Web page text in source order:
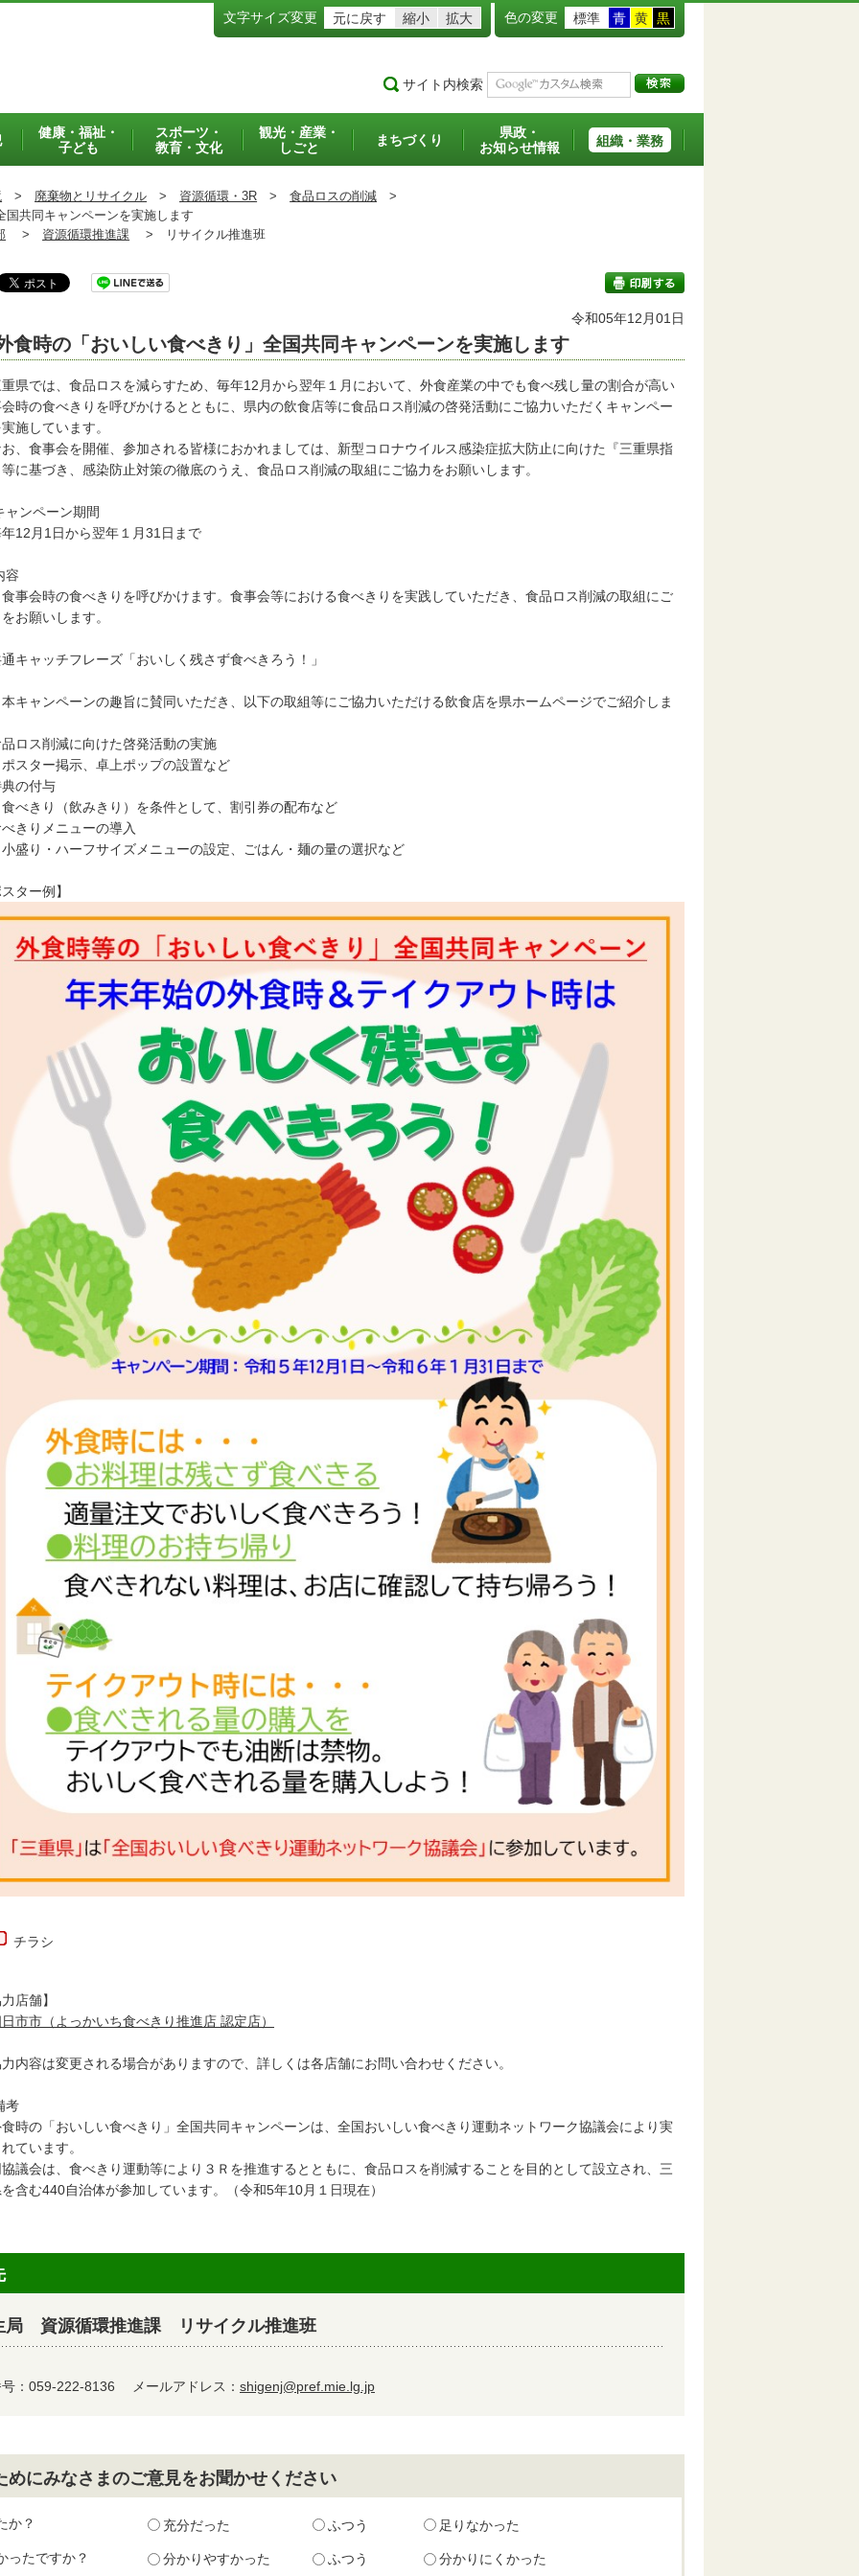
文字サイズ変更 元に戻す 縮小 拡大 色の変更 標準 青 黄 黒
サイト内検索
健康・福祉・
子ども
スポーツ・
教育・文化
観光・産業・
しごと
まちづくり
県政・
お知らせ情報
組織・業務
> 廃棄物とリサイクル > 資源循環・3R > 食品ロスの削減 >
共同キャンペーンを実施します
> 資源循環推進課 > リサイクル推進班
印刷する
令和05年12月01日
食時の「おいしい食べきり」全国共同キャンペーンを実施します
では、食品ロスを減らすため、毎年12月から翌年１月において、外食産業の中でも食べ残し量の割合が高い
時の食べきりを呼びかけるとともに、県内の飲食店等に食品ロス削減の啓発活動にご協力いただくキャンペー
施しています。
食事会を開催、参加される皆様におかれましては、新型コロナウイルス感染症拡大防止に向けた『三重県指
に基づき、感染防止対策の徹底のうえ、食品ロス削減の取組にご協力をお願いします。
ャンペーン期間
12月1日から翌年１月31日まで
容
事会時の食べきりを呼びかけます。食事会等における食べきりを実践していただき、食品ロス削減の取組にご
お願いします。
ャッチフレーズ「おいしく残さず食べきろう！」
キャンペーンの趣旨に賛同いただき、以下の取組等にご協力いただける飲食店を県ホームページでご紹介しま
ロス削減に向けた啓発活動の実施
ター掲示、卓上ポップの設置など
の付与
きり（飲みきり）を条件として、割引券の配布など
きりメニューの導入
り・ハーフサイズメニューの設定、ごはん・麺の量の選択など
ター例】
チラシ
店舗】
市市（よっかいち食べきり推進店 認定店）
内容は変更される場合がありますので、詳しくは各店舗にお問い合わせください。
考
の「おいしい食べきり」全国共同キャンペーンは、全国おいしい食べきり運動ネットワーク協議会により実
ています。
会は、食べきり運動等により３Ｒを推進するとともに、食品ロスを削減することを目的として設立され、三
含む440自治体が参加しています。（令和5年10月１日現在）
資源循環推進課 リサイクル推進班
：059-222-8136 メールアドレス： shigenj@pref.mie.lg.jp
にみなさまのご意見をお聞かせください
か？ 充分だった ふつう 足りなかった
ったですか？ 分かりやすかった ふつう 分かりにくかった